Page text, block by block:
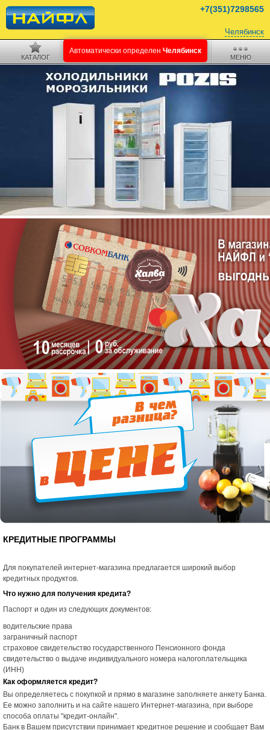
Челябинск
+7(351)7298565
КАТАЛОГ МЕНЮ
КРЕДИТНЫЕ ПРОГРАММЫ
Для покупателей интернет-магазина предлагается широкий выбор
кредитных продуктов.
Что нужно для получения кредита?
Паспорт и один из следующих документов:
водительские права
заграничный паспорт
страховое свидетельство государственного Пенсионного фонда
свидетельство о выдаче индивидуального номера налогоплательщика
(ИНН)
Как оформляется кредит?
Вы определяетесь с покупкой и прямо в магазине заполняете анкету Банка.
Ее можно заполнить и на сайте нашего Интернет-магазина, при выборе
способа оплаты "кредит-онлайн".
Банк в Вашем присутствии принимает кредитное решение и сообщает Вам